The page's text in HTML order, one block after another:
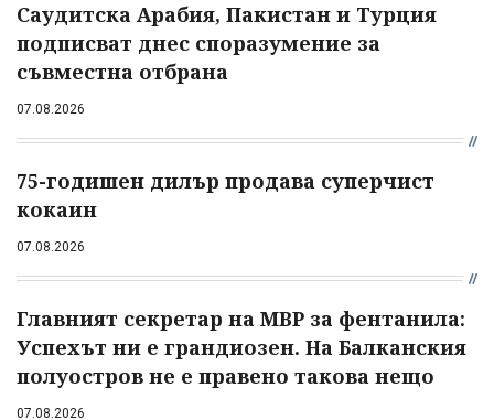
Саудитска Арабия, Пакистан и Турция
подписват днес споразумение за
съвместна отбрана
07.08.2026
75-годишен дилър продава суперчист
кокаин
07.08.2026
Главният секретар на МВР за фентанила:
Успехът ни е грандиозен. На Балканския
полуостров не е правено такова нещо
07.08.2026